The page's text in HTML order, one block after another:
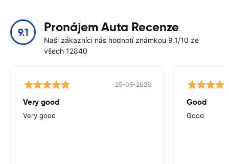
9.1 Pronájem Auta Recenze
Naši zákazníci nás hodnotí známkou 9.1/10 ze
všech 12840
25-05-2026
Very good
Very good
Good
Good